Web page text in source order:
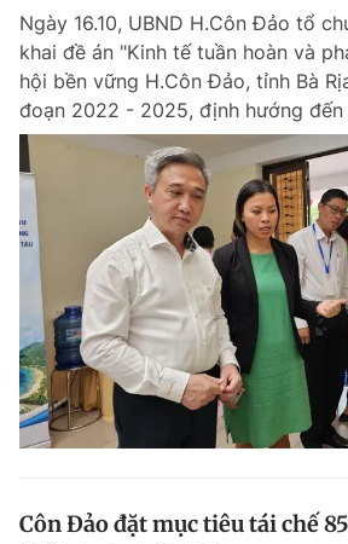
Ngày 16.10, UBND H.Côn Đảo tổ
khai đề án "Kinh tế tuần hoàn và
hội bền vững H.Côn Đảo, tỉnh Bà
đoạn 2022 - 2025, định hướng đến
Côn Đảo đặt mục tiêu tái chế